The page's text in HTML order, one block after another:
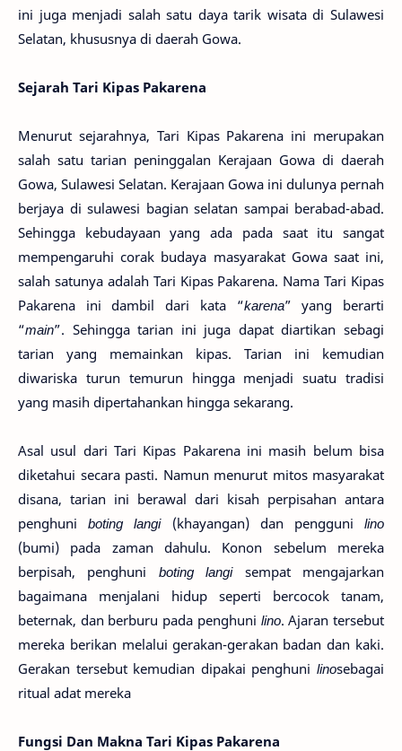
ini juga menjadi salah satu daya tarik wisata di Sulawesi
Selatan, khususnya di daerah Gowa.
Sejarah Tari Kipas Pakarena
Menurut sejarahnya, Tari Kipas Pakarena ini merupakan
salah satu tarian peninggalan Kerajaan Gowa di daerah
Gowa, Sulawesi Selatan. Kerajaan Gowa ini dulunya pernah
berjaya di sulawesi bagian selatan sampai berabad-abad.
Sehingga kebudayaan yang ada pada saat itu sangat
mempengaruhi corak budaya masyarakat Gowa saat ini,
salah satunya adalah Tari Kipas Pakarena. Nama Tari Kipas
Pakarena ini dambil dari kata “karena” yang berarti
“main”. Sehingga tarian ini juga dapat diartikan sebagi
tarian yang memainkan kipas. Tarian ini kemudian
diwariska turun temurun hingga menjadi suatu tradisi
yang masih dipertahankan hingga sekarang.
Asal usul dari Tari Kipas Pakarena ini masih belum bisa
diketahui secara pasti. Namun menurut mitos masyarakat
disana, tarian ini berawal dari kisah perpisahan antara
penghuniboting langi(khayangan) dan penggunilino
(bumi) pada zaman dahulu. Konon sebelum mereka
berpisah, penghuni boting langisempat mengajarkan
bagaimana menjalani hidup seperti bercocok tanam,
beternak, dan berburu pada penghuni lino. Ajaran tersebut
mereka berikan melalui gerakan-gerakan badan dan kaki.
Gerakan tersebut kemudian dipakai penghuni linosebagai
ritual adat mereka
Fungsi Dan Makna Tari Kipas Pakarena